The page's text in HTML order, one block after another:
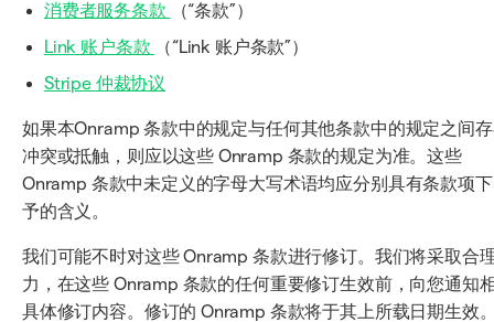
消费者服务条款
（“条款”）
Link 账户条款
（“Link 账户条款”）
Stripe 仲裁协议
如果本Onramp 条款中的规定与任何其他条款中的规定之间
冲突或抵触，则应以这些 Onramp 条款的规定为准。这些
Onramp 条款中未定义的字母大写术语均应分别具有条款项
予的含义。
我们可能不时对这些 Onramp 条款进行修订。我们将采取合
力，在这些 Onramp 条款的任何重要修订生效前，向您通知
具体修订内容。修订的 Onramp 条款将于其上所载日期生效